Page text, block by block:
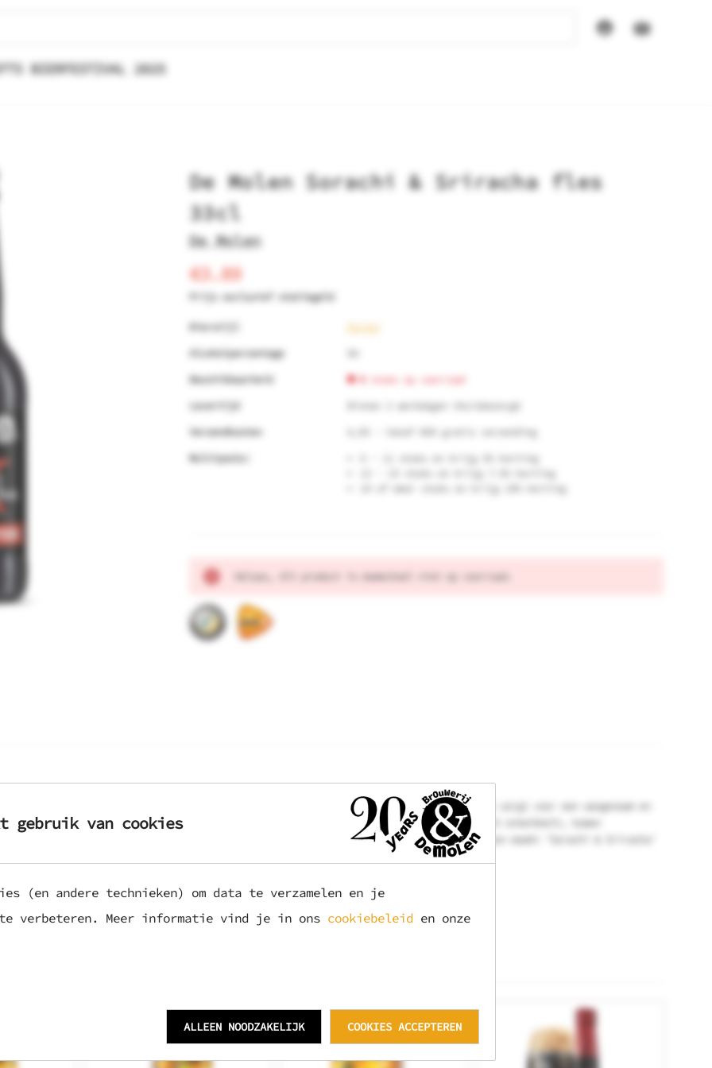
gebruik van cookies
(en andere technieken) om data te verzamelen en je
verbeteren. Meer informatie vind je in ons cookiebeleid en onze
COOKIES ACCEPTEREN
ALLEEN NOODZAKELIJK
BIERFESTIVAL 2025
De Molen Sorachi & Sriracha fles
33cl
De Molen
€3.89
Prijs exclusief statiegeld
Bierstijl
Porter
Alcoholpercentage
Beschikbaarheid
stuks op voorraad
Levertijd
Binnen 2 werkdagen thuisbezorgd
Verzendkosten
6,95 - Vanaf €60 gratis verzending
Multipacks:
6 - 11 stuks en krijg 5% korting
12 - 23 stuks en krijg 7.5% korting
24 of meer stuks en krijg 10% korting
Huidige
voorraad:Helaas, dit product is momenteel niet op voorraad.
geroosterde mout en een vleugje gebrande suiker. De body is medium tot licht, wat zorgt voor een aangenaam en
smaak van koffie, ondersteund door zoete tonen van karamel. Naarmate de smaak zich ontwikkelt, komen
hint van chili die voor een verwarmende afdronk zorgt. De combinatie van deze elementen maakt 'Sorachi & Sriracha'